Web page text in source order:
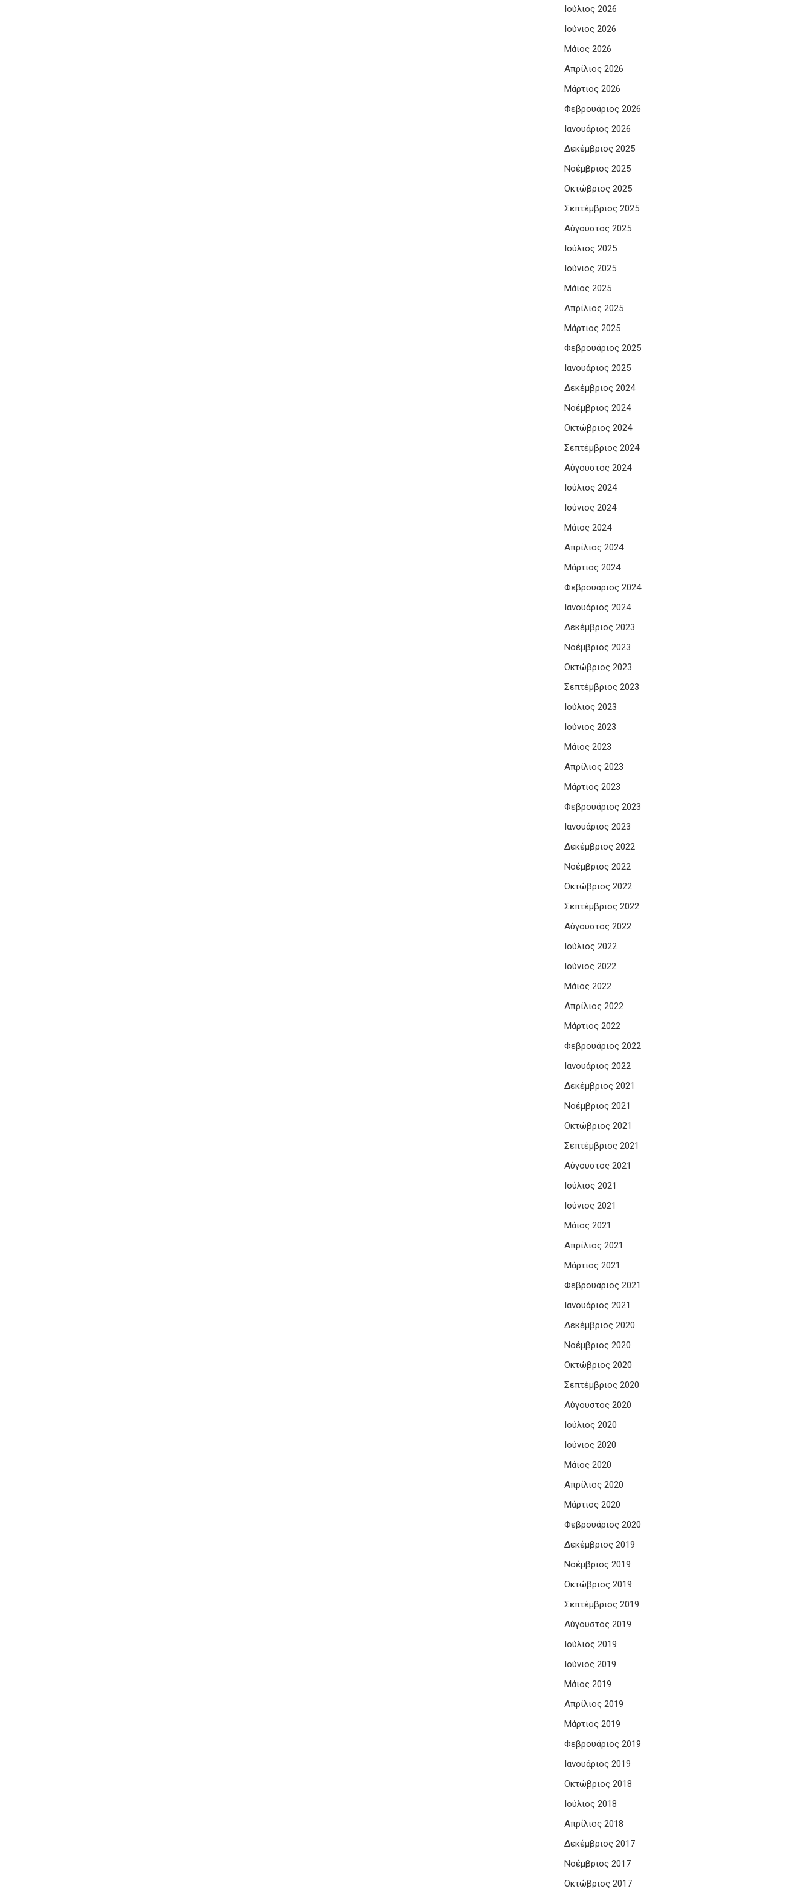
Ιούλιος 2026
Ιούνιος 2026
Μάιος 2026
Απρίλιος 2026
Μάρτιος 2026
Φεβρουάριος 2026
Ιανουάριος 2026
Δεκέμβριος 2025
Νοέμβριος 2025
Οκτώβριος 2025
Σεπτέμβριος 2025
Αύγουστος 2025
Ιούλιος 2025
Ιούνιος 2025
Μάιος 2025
Απρίλιος 2025
Μάρτιος 2025
Φεβρουάριος 2025
Ιανουάριος 2025
Δεκέμβριος 2024
Νοέμβριος 2024
Οκτώβριος 2024
Σεπτέμβριος 2024
Αύγουστος 2024
Ιούλιος 2024
Ιούνιος 2024
Μάιος 2024
Απρίλιος 2024
Μάρτιος 2024
Φεβρουάριος 2024
Ιανουάριος 2024
Δεκέμβριος 2023
Νοέμβριος 2023
Οκτώβριος 2023
Σεπτέμβριος 2023
Ιούλιος 2023
Ιούνιος 2023
Μάιος 2023
Απρίλιος 2023
Μάρτιος 2023
Φεβρουάριος 2023
Ιανουάριος 2023
Δεκέμβριος 2022
Νοέμβριος 2022
Οκτώβριος 2022
Σεπτέμβριος 2022
Αύγουστος 2022
Ιούλιος 2022
Ιούνιος 2022
Μάιος 2022
Απρίλιος 2022
Μάρτιος 2022
Φεβρουάριος 2022
Ιανουάριος 2022
Δεκέμβριος 2021
Νοέμβριος 2021
Οκτώβριος 2021
Σεπτέμβριος 2021
Αύγουστος 2021
Ιούλιος 2021
Ιούνιος 2021
Μάιος 2021
Απρίλιος 2021
Μάρτιος 2021
Φεβρουάριος 2021
Ιανουάριος 2021
Δεκέμβριος 2020
Νοέμβριος 2020
Οκτώβριος 2020
Σεπτέμβριος 2020
Αύγουστος 2020
Ιούλιος 2020
Ιούνιος 2020
Μάιος 2020
Απρίλιος 2020
Μάρτιος 2020
Φεβρουάριος 2020
Δεκέμβριος 2019
Νοέμβριος 2019
Οκτώβριος 2019
Σεπτέμβριος 2019
Αύγουστος 2019
Ιούλιος 2019
Ιούνιος 2019
Μάιος 2019
Απρίλιος 2019
Μάρτιος 2019
Φεβρουάριος 2019
Ιανουάριος 2019
Οκτώβριος 2018
Ιούλιος 2018
Απρίλιος 2018
Δεκέμβριος 2017
Νοέμβριος 2017
Οκτώβριος 2017